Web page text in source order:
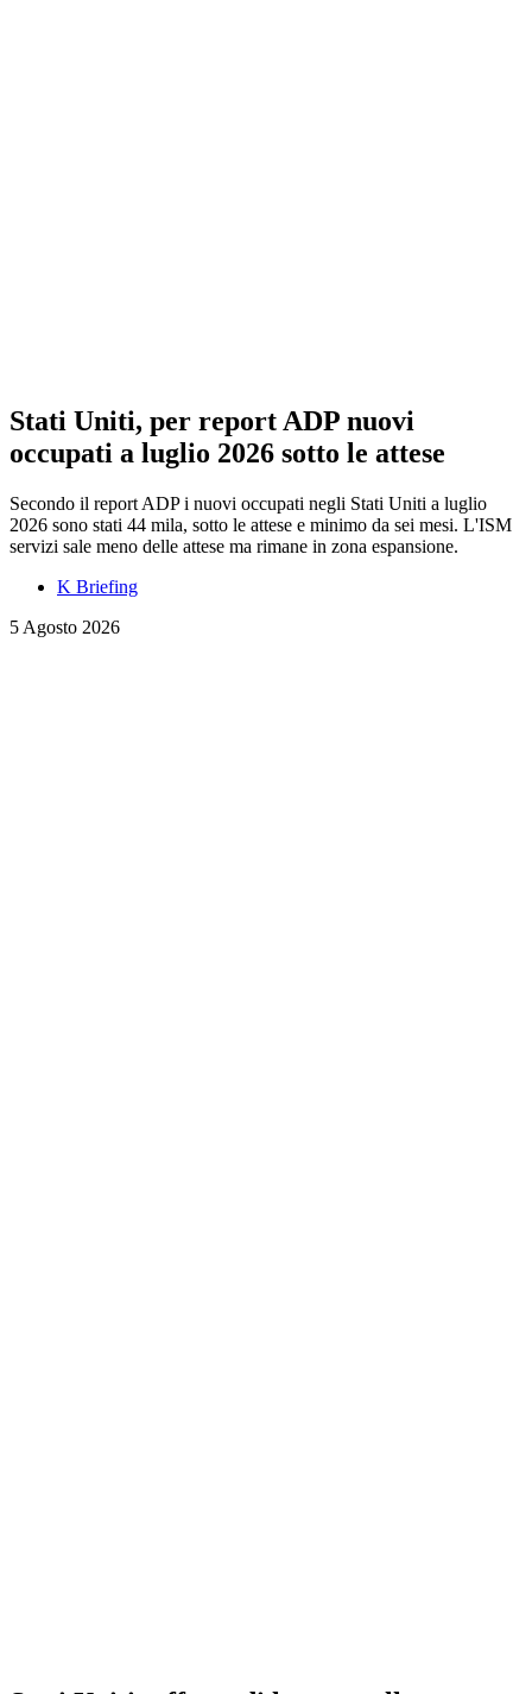
Stati Uniti, per report ADP nuovi
occupati a luglio 2026 sotto le attese
Secondo il report ADP i nuovi occupati negli Stati Uniti a luglio
2026 sono stati 44 mila, sotto le attese e minimo da sei mesi. L'ISM
servizi sale meno delle attese ma rimane in zona espansione.
K Briefing
5 Agosto 2026